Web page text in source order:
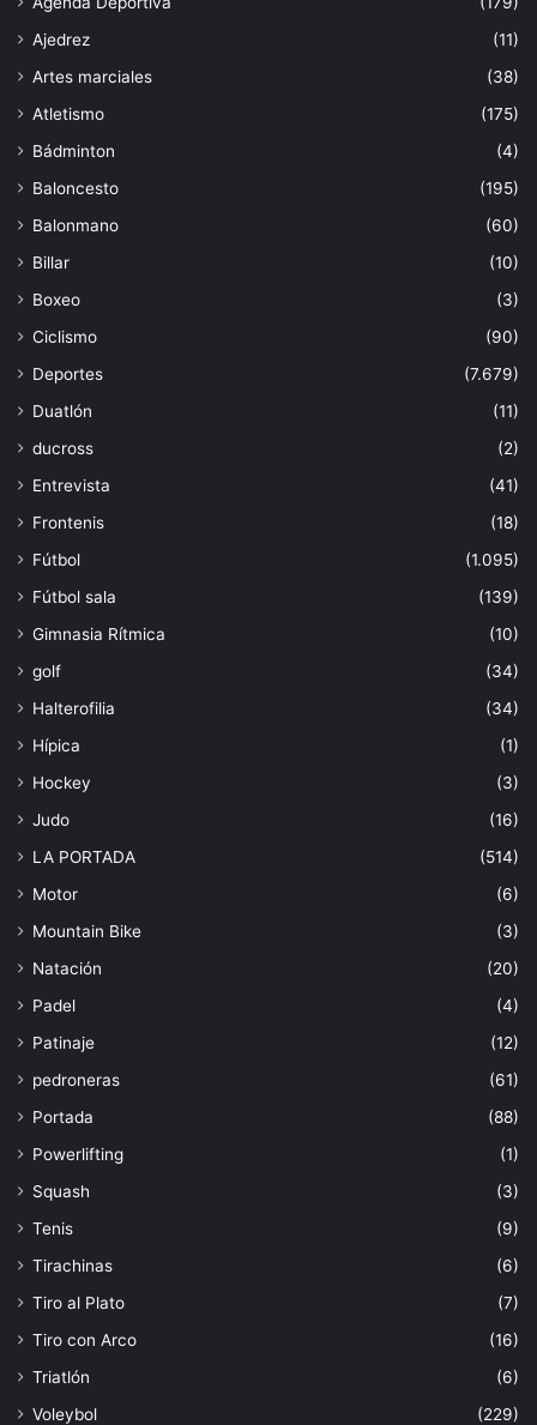
Ajedrez
(11)
Artes marciales
(38)
Atletismo
(175)
Bádminton
(4)
Baloncesto
(195)
Balonmano
(60)
Billar
(10)
Boxeo
(3)
Ciclismo
(90)
Deportes
(7.679)
Duatlón
(11)
ducross
(2)
Entrevista
(41)
Frontenis
(18)
Fútbol
(1.095)
Fútbol sala
(139)
Gimnasia Rítmica
(10)
golf
(34)
Halterofilia
(34)
Hípica
(1)
Hockey
(3)
Judo
(16)
LA PORTADA
(514)
Motor
(6)
Mountain Bike
(3)
Natación
(20)
Padel
(4)
Patinaje
(12)
pedroneras
(61)
Portada
(88)
Powerlifting
(1)
Squash
(3)
Tenis
(9)
Tirachinas
(6)
Tiro al Plato
(7)
Tiro con Arco
(16)
Triatlón
(6)
Voleybol
(229)